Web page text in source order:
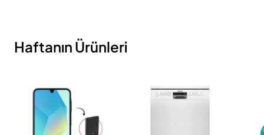
Haftanın Ürünleri